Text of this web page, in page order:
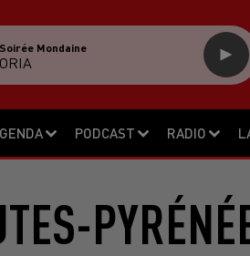
PODCAST RADIO
Soirée Mondaine
ORIA